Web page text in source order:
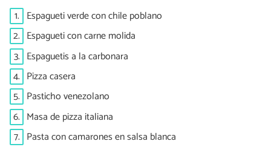
1. Espagueti verde con chile poblano
2. Espagueti con carne molida
3. Espaguetis a la carbonara
4. Pizza casera
5. Pasticho venezolano
6. Masa de pizza italiana
7. Pasta con camarones en salsa blanca